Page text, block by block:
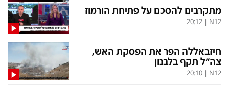
מתקרבים להסכם על פתיחת הורמוז
N12
|
20:12
חיזבאללה הפר את הפסקת האש,
צה"ל תקף בלבנון
N12
|
20:10